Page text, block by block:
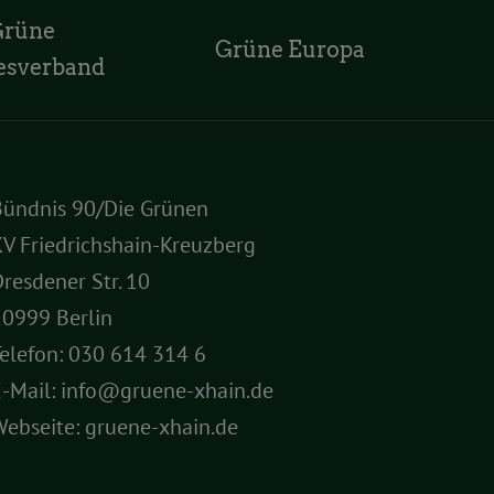
Grüne Europa
90/Die Grünen
Friedrichshain-Kreuzberg
Str. 10
Berlin
030 614 314 6
Mail: info@gruene-xhain.de
gruene-xhain.de